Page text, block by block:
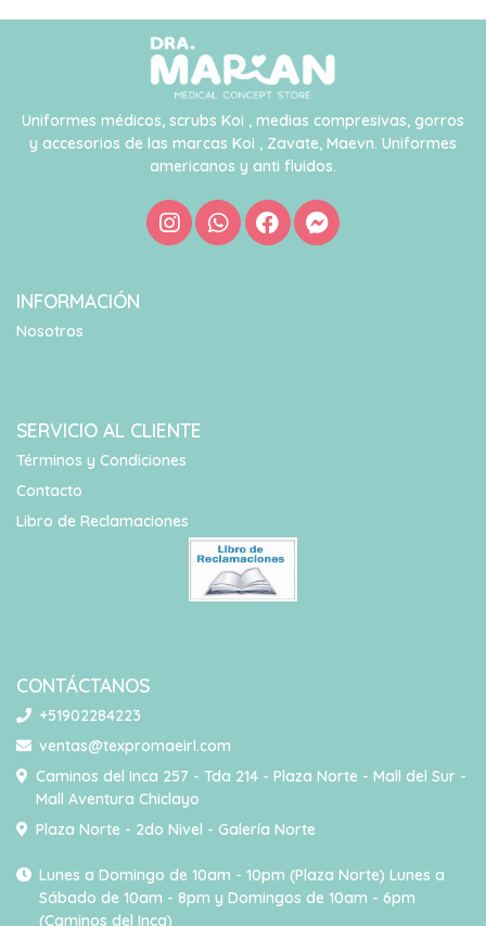
Uniformes médicos, scrubs Koi , medias compresivas, gorros
y accesorios de las marcas Koi , Zavate, Maevn. Uniformes
americanos y anti fluidos.
INFORMACIÓN
Nosotros
SERVICIO AL CLIENTE
Términos y Condiciones
Contacto
Libro de Reclamaciones
CONTÁCTANOS
+51902284223
ventas@texpromaeirl.com
Caminos del Inca 257 - Tda 214 - Plaza Norte - Mall del Sur -
Mall Aventura Chiclayo
Plaza Norte - 2do Nivel - Galería Norte
Lunes a Domingo de 10am - 10pm (Plaza Norte) Lunes a
Sábado de 10am - 8pm y Domingos de 10am - 6pm
(Caminos del Inca)